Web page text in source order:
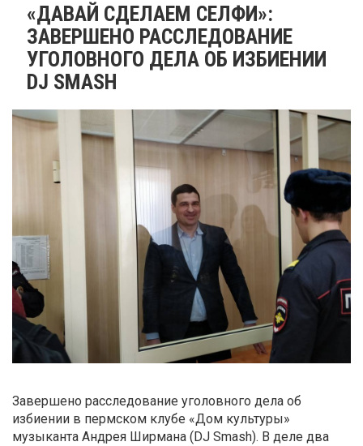
«ДАВАЙ СДЕЛАЕМ СЕЛФИ»:
ЗАВЕРШЕНО РАССЛЕДОВАНИЕ
УГОЛОВНОГО ДЕЛА ОБ ИЗБИЕНИИ
DJ SMASH
Завершено расследование уголовного дела об
избиении в пермском клубе «Дом культуры»
музыканта Андрея Ширмана (DJ Smash). В деле два